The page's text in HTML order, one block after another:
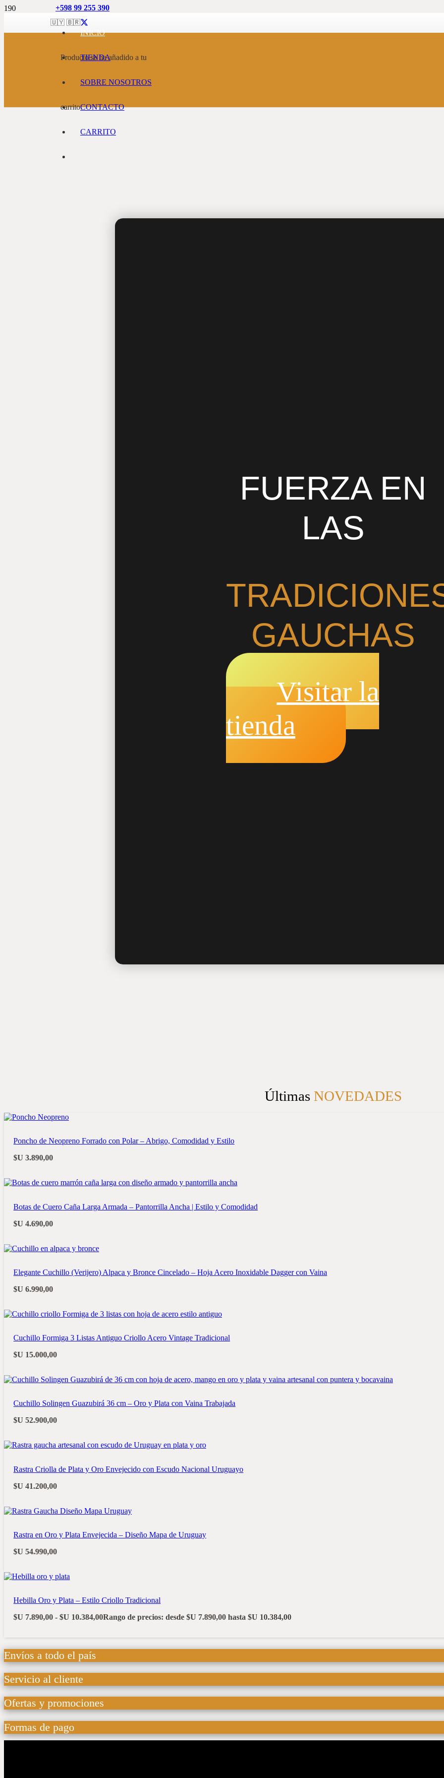
🇺🇾 🇧🇷
+598 99 255 390
Productose ha añadido a tu
carrito.
INICIO
TIENDA
SOBRE NOSOTROS
CONTACTO
CARRITO
FUERZA EN
LAS
GAUCHAS
Visitar la
tienda
Últimas NOVEDADES
Poncho de Neopreno Forrado con Polar – Abrigo, Comodidad y Estilo
$U 3.890,00
Botas de Cuero Caña Larga Armada – Pantorrilla Ancha | Estilo y Comodidad
$U 4.690,00
Elegante Cuchillo (Verijero) Alpaca y Bronce Cincelado – Hoja Acero Inoxidable Dagger con Vaina
$U 6.990,00
Cuchillo Formiga 3 Listas Antiguo Criollo Acero Vintage Tradicional
$U 15.000,00
Cuchillo Solingen Guazubirá 36 cm – Oro y Plata con Vaina Trabajada
$U 52.900,00
Rastra Criolla de Plata y Oro Envejecido con Escudo Nacional Uruguayo
$U 41.200,00
Rastra en Oro y Plata Envejecida – Diseño Mapa de Uruguay
$U 54.990,00
Hebilla Oro y Plata – Estilo Criollo Tradicional
$U 7.890,00 - $U 10.384,00Rango de precios: desde $U 7.890,00 hasta $U 10.384,00
Envíos a todo el país
Servicio al cliente
Ofertas y promociones
Formas de pago